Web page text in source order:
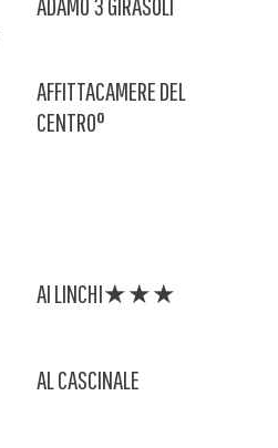
AFFITTACAMERE DEL
CENTRO°
AI LINCHI★★★
AL CASCINALE